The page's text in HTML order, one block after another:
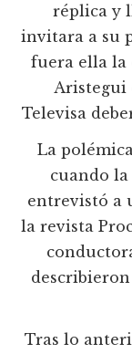
réplica y
invitara a su
fuera ella la
Aristegui
Televisa
La
cuando
entrevistó a
la revista
Tras lo